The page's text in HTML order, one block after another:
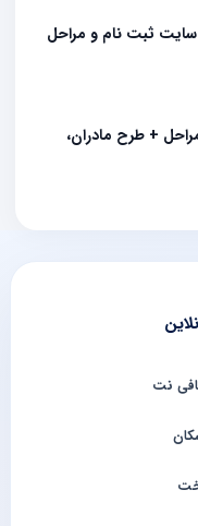
نام ایران خودرو طرح عادی 1405 | سایت ثبت نام و مراحل
+ طرح مادران،
نت